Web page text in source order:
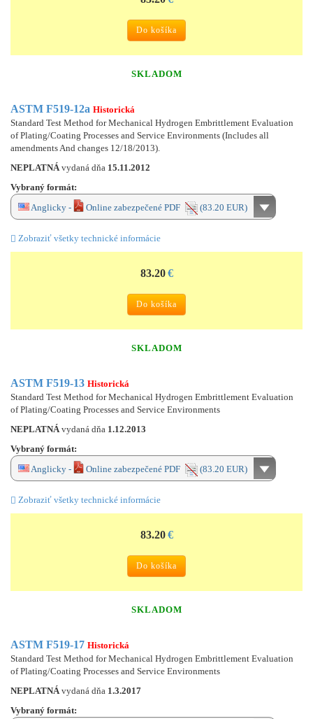
Do košíka
SKLADOM
ASTM F519-12a Historická
Standard Test Method for Mechanical Hydrogen Embrittlement Evaluation
of Plating/Coating Processes and Service Environments (Includes all
amendments And changes 12/18/2013).
NEPLATNÁ vydaná dňa 15.11.2012
Vybraný formát:
Anglicky -
Online zabezpečené PDF (83.20 EUR)
Zobraziť všetky technické informácie
83.20 €
Do košíka
SKLADOM
ASTM F519-13 Historická
Standard Test Method for Mechanical Hydrogen Embrittlement Evaluation
of Plating/Coating Processes and Service Environments
NEPLATNÁ vydaná dňa 1.12.2013
Vybraný formát:
Anglicky -
Online zabezpečené PDF (83.20 EUR)
Zobraziť všetky technické informácie
83.20 €
Do košíka
SKLADOM
ASTM F519-17 Historická
Standard Test Method for Mechanical Hydrogen Embrittlement Evaluation
of Plating/Coating Processes and Service Environments
NEPLATNÁ vydaná dňa 1.3.2017
Vybraný formát: